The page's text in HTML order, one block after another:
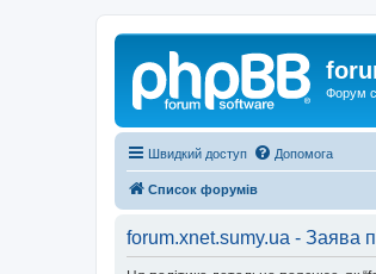
Форум
Швидкий доступ Допомога
Список форумів
forum.xnet.sumy.ua - Заява